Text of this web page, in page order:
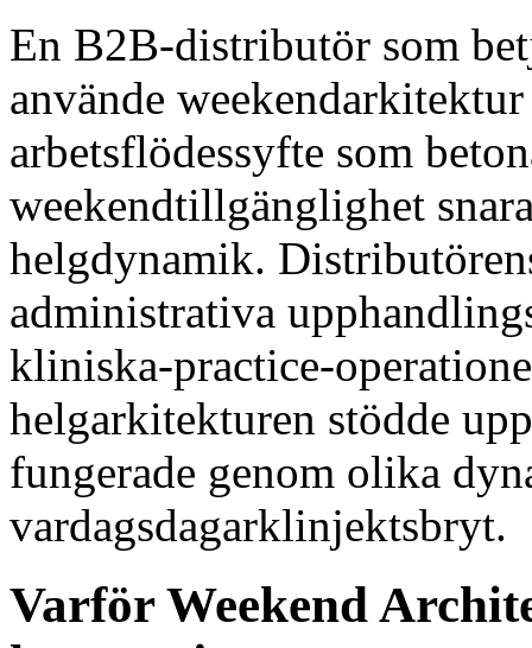
En B2B-distributör som
använde
arbetsflödessyfte som
weekendtillgänglighet
helgdynamik.
administrativa
kliniska-practice-
helgarkitekturen stödde
fungerade genom olika
vardagsdagarklinjektsbryt.
Varför Weekend